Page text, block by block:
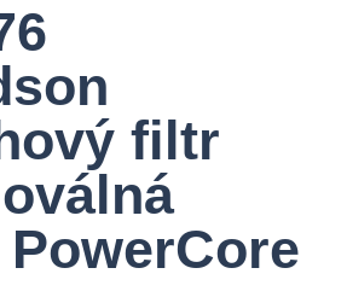
filtr